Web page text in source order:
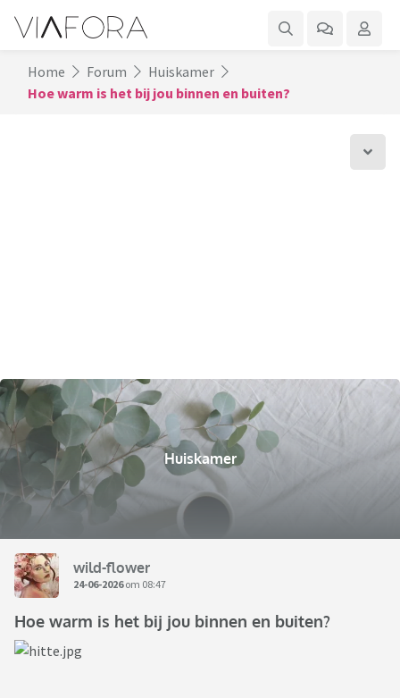
Home Forum
Huiskamer
Hoe warm is het bij jou binnen en buiten?
Huiskamer
wild-flower
24-06-2026om 08:47
Hoe warm is het bij jou binnen en buiten?